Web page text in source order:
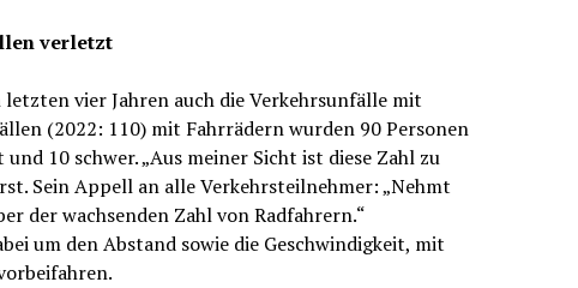
verletzt
vier Jahren auch die Verkehrsunfälle mit
(2022: 110) mit Fahrrädern wurden 90 Personen
10 schwer. „Aus meiner Sicht ist diese Zahl zu
Sein Appell an alle Verkehrsteilnehmer: „Nehmt
der wachsenden Zahl von Radfahrern.“
um den Abstand sowie die Geschwindigkeit, mit